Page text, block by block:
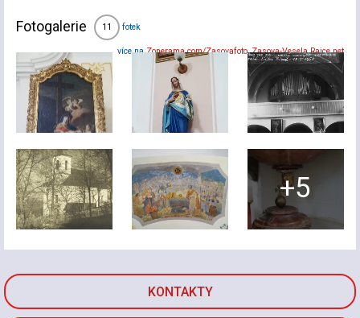
KONTAKTY
Fotogalerie 11 fotek
více naZonerama.com/Zasovafoto,Zasova-Vesela.Rajce.net
+5